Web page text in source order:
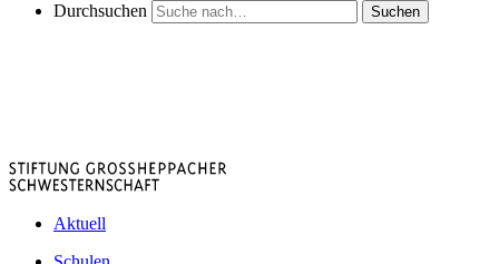
Durchsuchen
Suchen
Aktuell